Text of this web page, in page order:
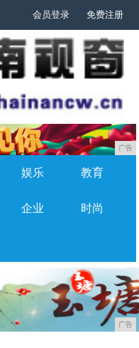
会员登录 免费注册
广告
娱乐 教育
企业 时尚
广告